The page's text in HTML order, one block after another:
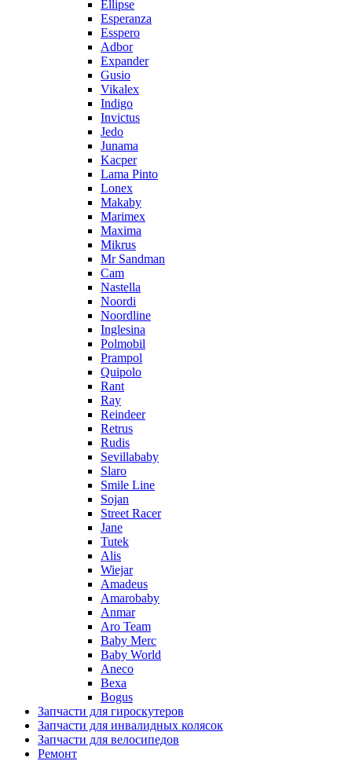
Ellipse
Esperanza
Esspero
Adbor
Expander
Gusio
Vikalex
Indigo
Invictus
Jedo
Junama
Kacper
Lama Pinto
Lonex
Makaby
Marimex
Maxima
Mikrus
Mr Sandman
Cam
Nastella
Noordi
Noordline
Inglesina
Polmobil
Prampol
Quipolo
Rant
Ray
Reindeer
Retrus
Rudis
Sevillababy
Slaro
Smile Line
Sojan
Street Racer
Jane
Tutek
Alis
Wiejar
Amadeus
Amarobaby
Anmar
Aro Team
Baby Merc
Baby World
Aneco
Bexa
Bogus
Запчасти для гироскутеров
Запчасти для инвалидных колясок
Запчасти для велосипедов
Ремонт